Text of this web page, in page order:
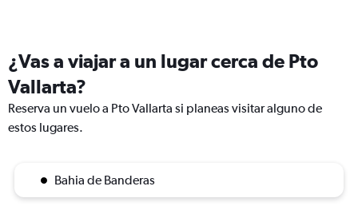
¿Vas a viajar a un lugar cerca de Pto
Vallarta?
Reserva un vuelo a Pto Vallarta si planeas visitar alguno de
estos lugares.
Bahia de Banderas